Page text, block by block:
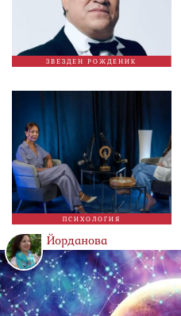
ЗВЕЗДЕН РОЖДЕНИК
ПСИХОЛОГИЯ
Йорданова